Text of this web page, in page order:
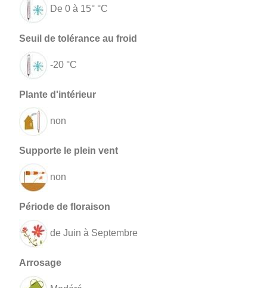
De 0 à 15° °C
-20 °C
non
non
de Juin à Septembre